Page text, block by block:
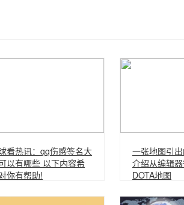
看热讯：qq伤感签名大
以有哪些 以下内容希
你有帮助!
一张地图引
介绍从编辑
DOTA地图